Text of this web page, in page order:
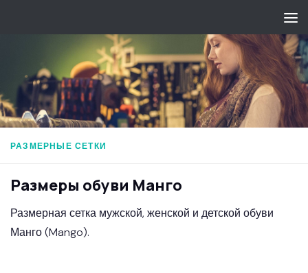
РАЗМЕРНЫЕ СЕТКИ
Размеры обуви Манго
Размерная сетка мужской, женской и детской обуви
Манго (Mango).